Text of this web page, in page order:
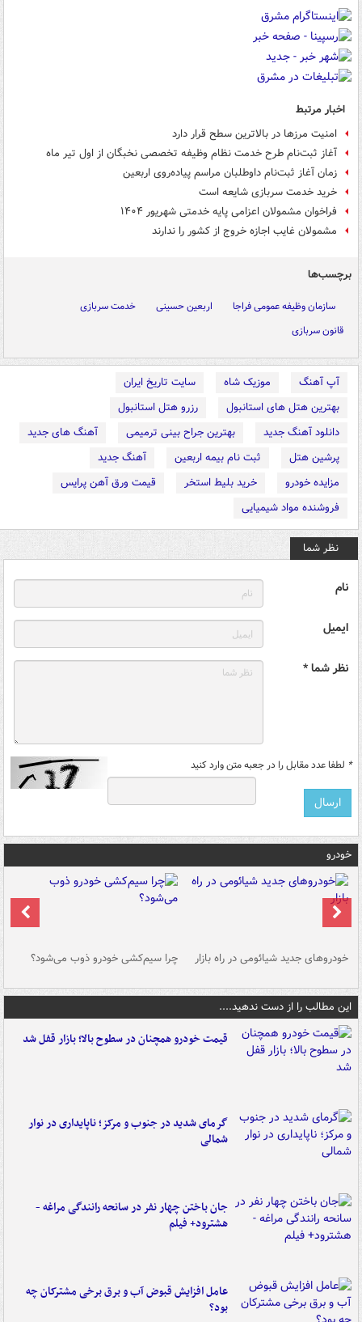
اخبار مرتبط
امنیت مرزها در بالاترین سطح قرار دارد
آغاز ثبت‌نام طرح خدمت نظام وظیفه تخصصی نخبگان از اول تیر ماه
زمان آغاز ثبت‌نام داوطلبان مراسم پیاده‌روی اربعین
خرید خدمت سربازی شایعه است
فراخوان مشمولان اعزامی پایه خدمتی شهریور ۱۴۰۴
مشمولان غایب اجازه خروج از کشور را ندارند
برچسب‌ها
سازمان وظیفه عمومی فراجا اربعین حسینی
خدمت سربازی
قانون سربازی
آپ آهنگ موزیک شاه
سایت تاریخ ایران
بهترین هتل های استانبول
رزرو هتل استانبول
دانلود آهنگ جدید
بهترین جراح بینی ترمیمی
آهنگ های جدید
پرشین هتل
ثبت نام بیمه اربعین
آهنگ جدید
مزایده خودرو
خرید بلیط استخر
قیمت ورق آهن پرایس
فروشنده مواد شیمیایی
نظر شما
نام
ایمیل
نظر شما *
* لطفا عدد مقابل را در جعبه متن وارد کنید
خودرو
خودروهای جدید شیائومی در راه بازار چرا سیم‌کشی خودرو ذوب می‌شود؟
این مطالب را از دست ندهید....
قیمت خودرو همچنان در سطوح بالا؛ بازار قفل شد
گرمای شدید در جنوب و مرکز؛ ناپایداری در نوار
شمالی
جان باختن چهار نفر در سانحه رانندگی مراغه -
هشترود+ فیلم
عامل افزایش قبوض آب و برق برخی مشترکان چه
بود؟